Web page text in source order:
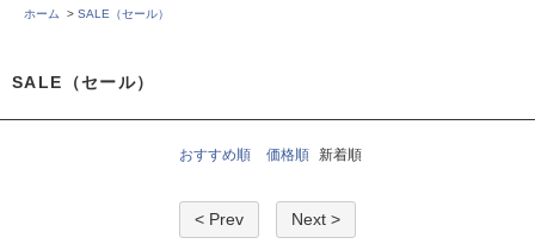
ホーム > SALE（セール）
SALE（セール）
おすすめ順 価格順 新着順
< Prev Next >